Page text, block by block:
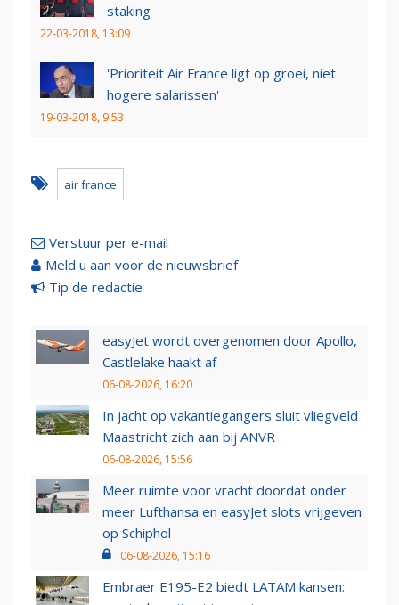
staking
22-03-2018, 13:09
'Prioriteit Air France ligt op groei, niet
hogere salarissen'
19-03-2018, 9:53
air france
Verstuur per e-mail
Meld u aan voor de nieuwsbrief
Tip de redactie
easyJet wordt overgenomen door Apollo,
Castlelake haakt af
06-08-2026, 16:20
In jacht op vakantiegangers sluit vliegveld
Maastricht zich aan bij ANVR
06-08-2026, 15:56
Meer ruimte voor vracht doordat onder
meer Lufthansa en easyJet slots vrijgeven
op Schiphol
06-08-2026, 15:16
Embraer E195-E2 biedt LATAM kansen: